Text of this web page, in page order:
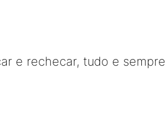
e rechecar, tudo e sempre